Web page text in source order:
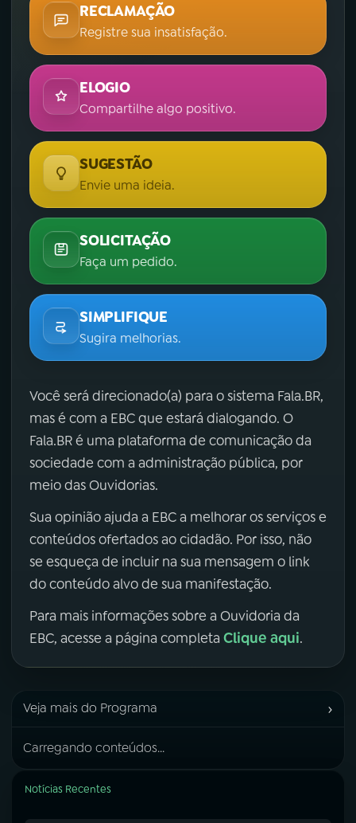
RECLAMAÇÃO
Registre sua insatisfação.
ELOGIO
Compartilhe algo positivo.
SUGESTÃO
Envie uma ideia.
SOLICITAÇÃO
Faça um pedido.
SIMPLIFIQUE
Sugira melhorias.
Você será direcionado(a) para o sistema Fala.BR,
mas é com a EBC que estará dialogando. O
Fala.BR é uma plataforma de comunicação da
sociedade com a administração pública, por
meio das Ouvidorias.
Sua opinião ajuda a EBC a melhorar os serviços e
conteúdos ofertados ao cidadão. Por isso, não
se esqueça de incluir na sua mensagem o link
do conteúdo alvo de sua manifestação.
Para mais informações sobre a Ouvidoria da
EBC, acesse a página completa Clique aqui.
Veja mais do Programa ›
Carregando conteúdos...
Notícias Recentes